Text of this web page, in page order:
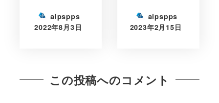
alpspps
2022年8月3日
alpspps
2023年2月15日
この投稿へのコメント